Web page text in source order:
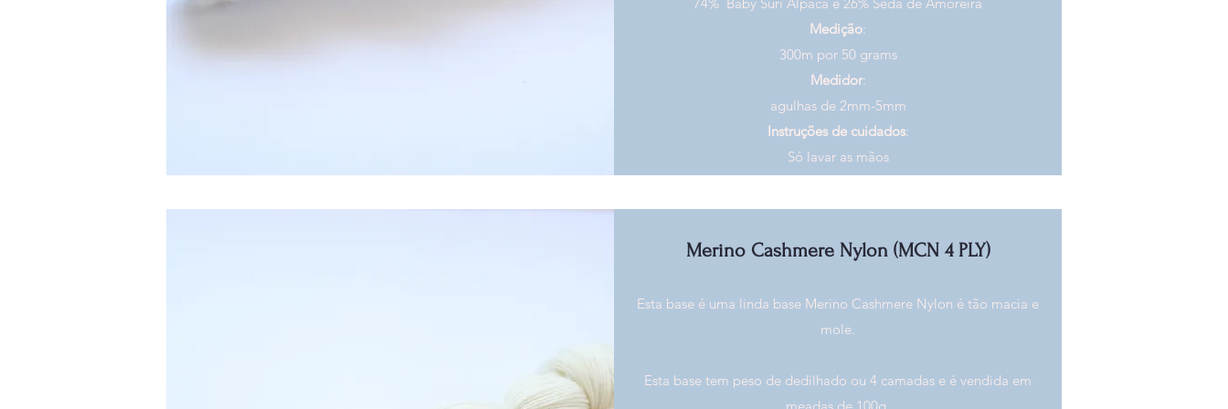
Medição:
300m por 50 grams
Medidor:
agulhas de 2mm-5mm
Instruções de cuidados:
Só lavar as mãos
Merino Cashmere Nylon (MCN 4 PLY)
Esta base é uma linda base Merino Cashmere Nylon é tão macia e
mole.
Esta base tem peso de dedilhado ou 4 camadas e é vendida em